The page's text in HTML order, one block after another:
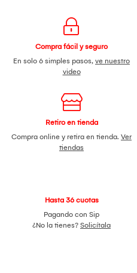
Compra fácil y seguro
En solo 6 simples pasos, ve nuestro
video
Retiro en tienda
Compra online y retira en tienda. Ver
tiendas
Hasta 36 cuotas
Pagando con Sip
¿No la tienes? Solicítala